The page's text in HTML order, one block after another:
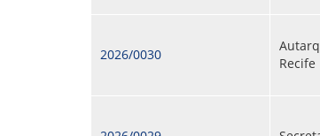
2026/0030
Recife